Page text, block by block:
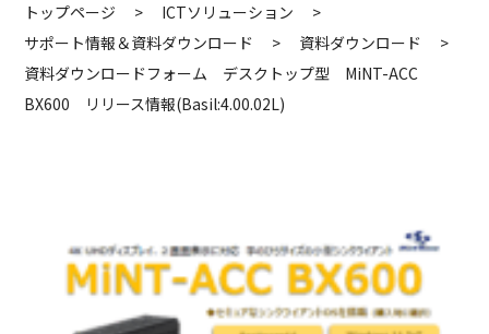
トップページ > ICTソリューション
>
サポート情報＆資料ダウンロード
> 資料ダウンロード
>
資料ダウンロードフォーム デスクトップ型 MiNT-ACC
BX600 リリース情報(Basil:4.00.02L)